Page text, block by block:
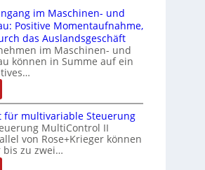
im Maschinen- und
Positive Momentaufnahme,
das Auslandsgeschäft
im Maschinen- und
können in Summe auf ein
für multivariable Steuerung
MultiControl II
von Rose+Krieger können
bis zu zwei…